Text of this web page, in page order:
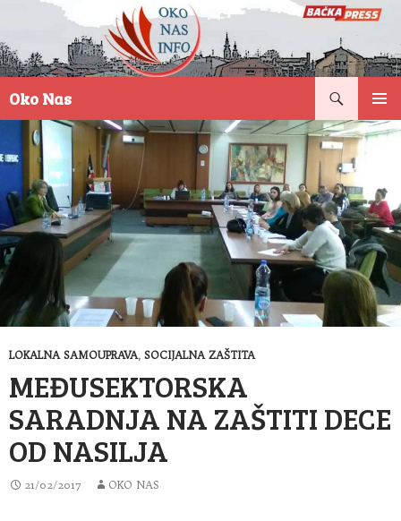
Oko Nas
SADRŽAJ
LOKALNA SAMOUPRAVA, SOCIJALNA ZAŠTITA
MEĐUSEKTORSKA
SARADNJA NA ZAŠTITI DECE
OD NASILJA
21/02/2017 OKO NAS